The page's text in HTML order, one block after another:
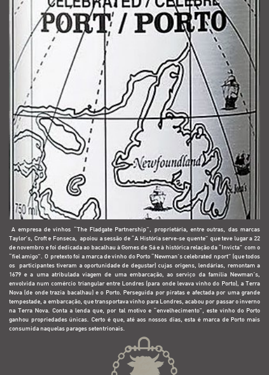
A empresa de vinhos “The Fladgate Partnership”, proprietária, entre outras, das marcas
Taylor’s, Croft e Fonseca, apoiou a sessão de “A História serve-se quente” que teve lugar a 22
de novembro e foi dedicada ao bacalhau à Gomes de Sá e à histórica relação da “Invicta” com o
“fiel amigo”. O pretexto foi a marca de vinho do Porto “Newman’s celebrated nport” (que todos
os participantes tiveram a oportunidade de degustar) cujas origens, lendárias, remontam a
1679 e a uma atribulada viagem de uma embarcação, ao serviço da família Newman’s,
envolvida num comércio triangular entre Londres (para onde levava vinho do Porto), a Terra
Nova (de onde trazia bacalhau) e o Porto. Perseguida por piratas e afectada por uma grande
tempestade, a embarcação, que transportava vinho para Londres, acabou por passar o inverno
na Terra Nova. Conta a lenda que, por tal motivo e “envelhecimento”, este vinho do Porto
ganhou propriedades únicas. Certo é que, até aos nossos dias, esta é marca de Porto mais
consumida naquelas parages setentrionais.